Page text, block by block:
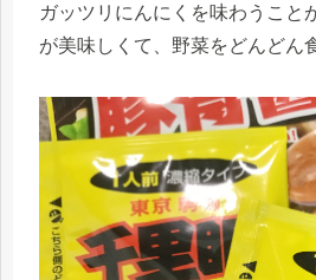
ガッツリにんにくを味わうこと
が美味しくて、野菜をどんどん